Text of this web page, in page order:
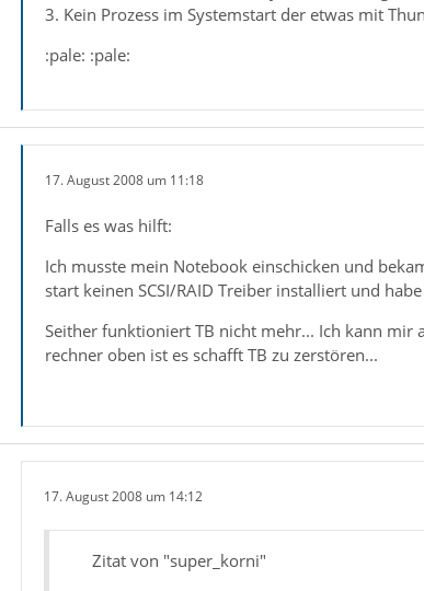
3. Kein Prozess im Systemstart der etwas mit
:pale: :pale:
17. August 2008 um 11:18
Falls es was hilft:
Ich musste mein Notebook einschicken und
start keinen SCSI/RAID Treiber installiert und
Seither funktioniert TB nicht mehr... Ich kann mir
rechner oben ist es schafft TB zu zerstören...
17. August 2008 um 14:12
Zitat von "super_korni"